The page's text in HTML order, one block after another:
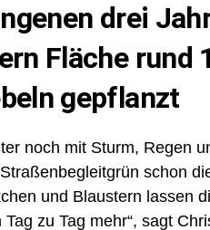
drei
Fläche rund
gepflanzt
noch mit Sturm, Regen
schon
und Blaustern lassen
zu Tag mehr“, sagt